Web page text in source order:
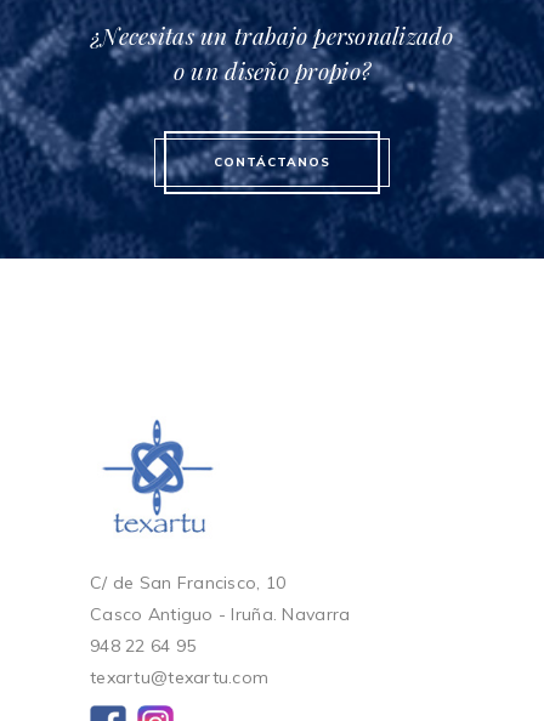
¿Necesitas un trabajo personalizado
o un diseño propio?
CONTÁCTANOS
C/ de San Francisco, 10
Casco Antiguo - Iruña. Navarra
948 22 64 95
texartu@texartu.com